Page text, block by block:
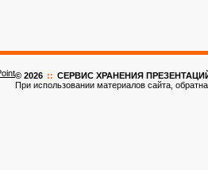
© 2026 :: CЕРВИС ХРАНЕНИЯ ПРЕЗЕНТАЦИЙ
При использовании материалов сайта,